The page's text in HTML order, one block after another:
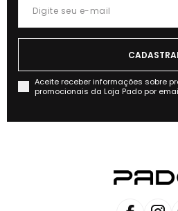
Aceite receber informações sobre
promocionais da Loja Pado por